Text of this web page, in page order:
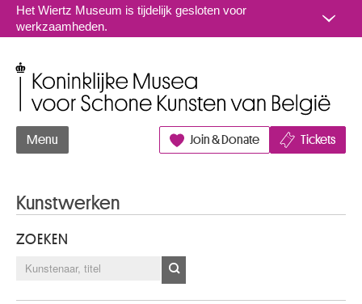
Naar inhoud
Het Wiertz Museum is tijdelijk gesloten voor
werkzaamheden.
Menu Join & Donate Tickets
Kunstwerken
ZOEKEN